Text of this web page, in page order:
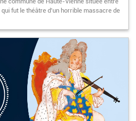
fut le théâtre d'un horrible massacre de